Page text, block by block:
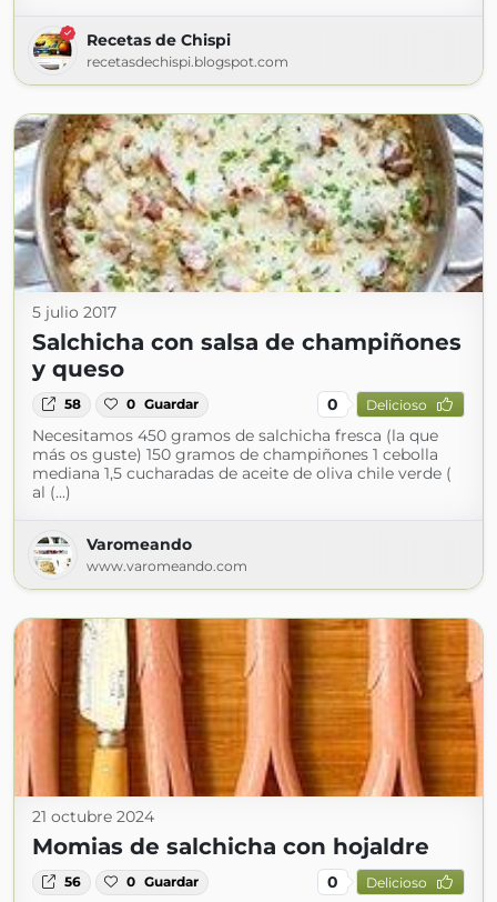
Recetas de Chispi
recetasdechispi.blogspot.com
5 julio 2017
Salchicha con salsa de champiñones
y queso
58 0 Guardar 0 Delicioso
Necesitamos 450 gramos de salchicha fresca (la que
más os guste) 150 gramos de champiñones 1 cebolla
mediana 1,5 cucharadas de aceite de oliva chile verde (
al (...)
Varomeando
www.varomeando.com
21 octubre 2024
Momias de salchicha con hojaldre
56 0 Guardar 0 Delicioso